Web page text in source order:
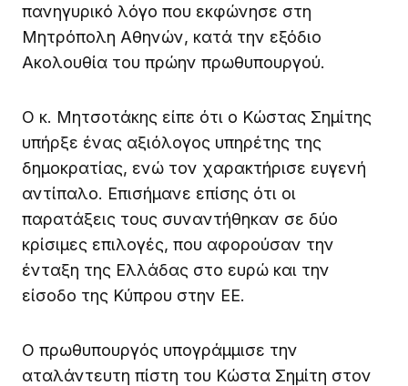
πανηγυρικό λόγο που εκφώνησε στη
Μητρόπολη Αθηνών, κατά την εξόδιο
Ακολουθία του πρώην πρωθυπουργού.
Ο κ. Μητσοτάκης είπε ότι ο Κώστας Σημίτης
υπήρξε ένας αξιόλογος υπηρέτης της
δημοκρατίας, ενώ τον χαρακτήρισε ευγενή
αντίπαλο. Επισήμανε επίσης ότι οι
παρατάξεις τους συναντήθηκαν σε δύο
κρίσιμες επιλογές, που αφορούσαν την
ένταξη της Ελλάδας στο ευρώ και την
είσοδο της Κύπρου στην ΕΕ.
Ο πρωθυπουργός υπογράμμισε την
αταλάντευτη πίστη του Κώστα Σημίτη στον